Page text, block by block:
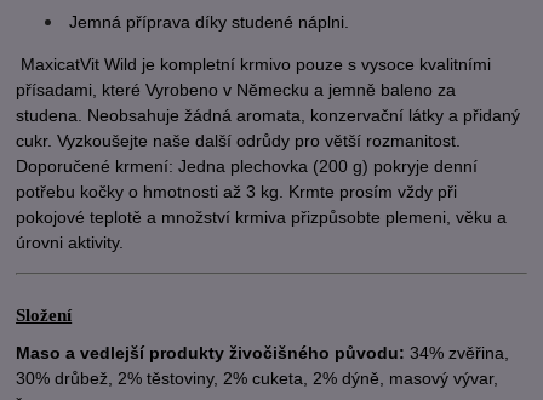
Jemná příprava díky studené náplni.
MaxicatVit Wild je kompletní krmivo pouze s vysoce kvalitními
přísadami, které Vyrobeno v Německu a jemně baleno za
studena. Neobsahuje žádná aromata, konzervační látky a přidaný
cukr. Vyzkoušejte naše další odrůdy pro větší rozmanitost.
Doporučené krmení: Jedna plechovka (200 g) pokryje denní
potřebu kočky o hmotnosti až 3 kg. Krmte prosím vždy při
pokojové teplotě a množství krmiva přizpůsobte plemeni, věku a
úrovni aktivity.
Složení
Maso a vedlejší produkty živočišného původu: 34% zvěřina,
30% drůbež, 2% těstoviny, 2% cuketa, 2% dýně, masový vývar,